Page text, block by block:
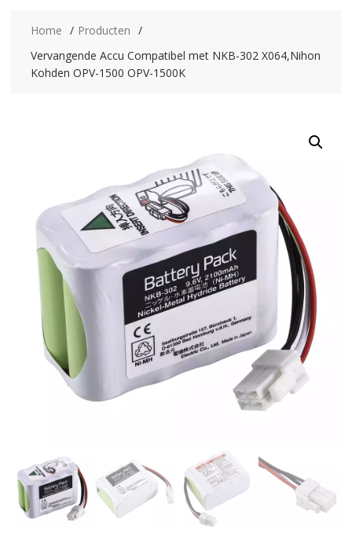
Home
Producten
Vervangende Accu Compatibel met NKB-302 X064,Nihon
Kohden OPV-1500 OPV-1500K